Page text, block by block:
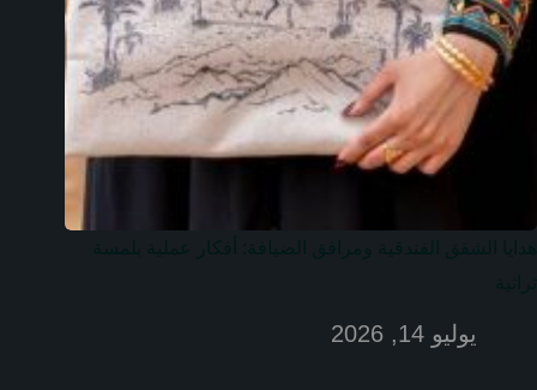
يوليو 14, 2026